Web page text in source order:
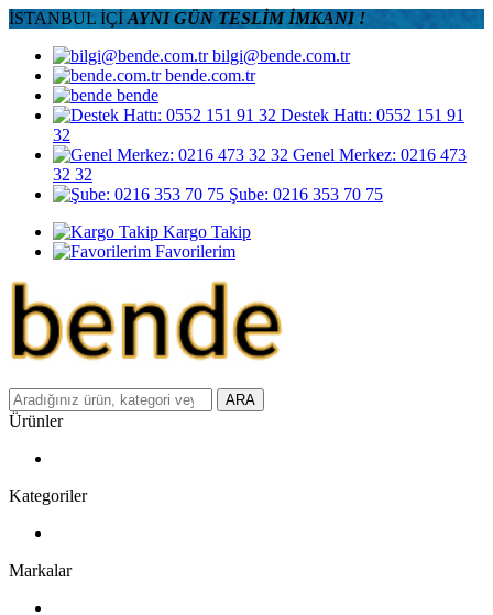
İSTANBUL İÇİ AYNI GÜN TESLİM İMKANI !
bilgi@bende.com.tr
bende.com.tr
bende
Destek Hattı: 0552 151 91
32
Genel Merkez: 0216 473
32 32
Şube: 0216 353 70 75
Kargo Takip
Favorilerim
ARA
Ürünler
Kategoriler
Markalar